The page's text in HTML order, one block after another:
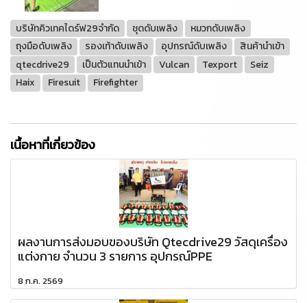
บริษัทคิวเทคไดร์ฟ29จำกัด ชุดดับเพลิง
หมวกดับเพลิง
ถุงมือดับเพลิง
รองเท้าดับเพลิง อุปกรณ์ดับเพลิง
สินค้านำเข้า
qtecdrive29
เป็นตัวแทนนำเข้า Vulcan Texport
Seiz
Haix
Firesuit Firefighter
เนื้อหาที่เกี่ยวข้อง
ผลงานการส่งมอบของบริษัท Qtecdrive29 วัสดุเครื่อง
แต่งกาย จำนวน 3 รายการ อุปกรณ์PPE
8 ก.ค. 2569